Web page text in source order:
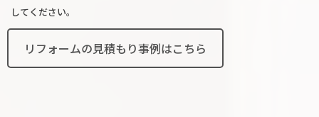
してください。
リフォームの見積もり事例はこちら